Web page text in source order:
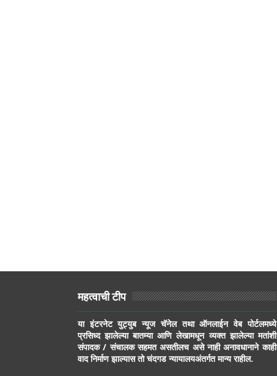
महत्वाची टीप
या इंटरनेट युट्युब न्यूज चॅनेल तथा ऑनलाईन वेब पोर्टलमध्ये
प्रसिध्द झालेल्या बातम्या आणि लेखामधून व्यक्त झालेल्या मतांशी
संपादक / संचालक सहमत असतीलच असे नाही अनावधानाने काही
वाद निर्माण झाल्यास तो चंदगड न्यायालयअंतर्गत मान्य राहील.